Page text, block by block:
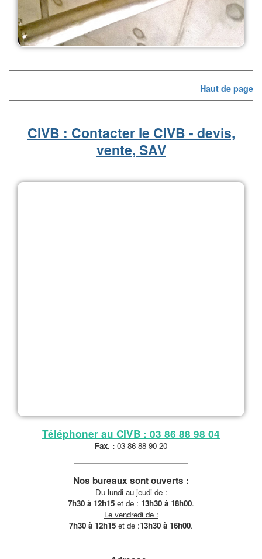
Haut de page
CIVB : Contacter le CIVB - devis,
vente, SAV
Téléphoner au CIVB : 03 86 88 98 04
Fax. : 03 86 88 90 20
Nos bureaux sont ouverts :
Du lundi au jeudi de :
7h30 à 12h15 et de : 13h30 à 18h00.
Le vendredi de :
7h30 à 12h15 et de :13h30 à 16h00.